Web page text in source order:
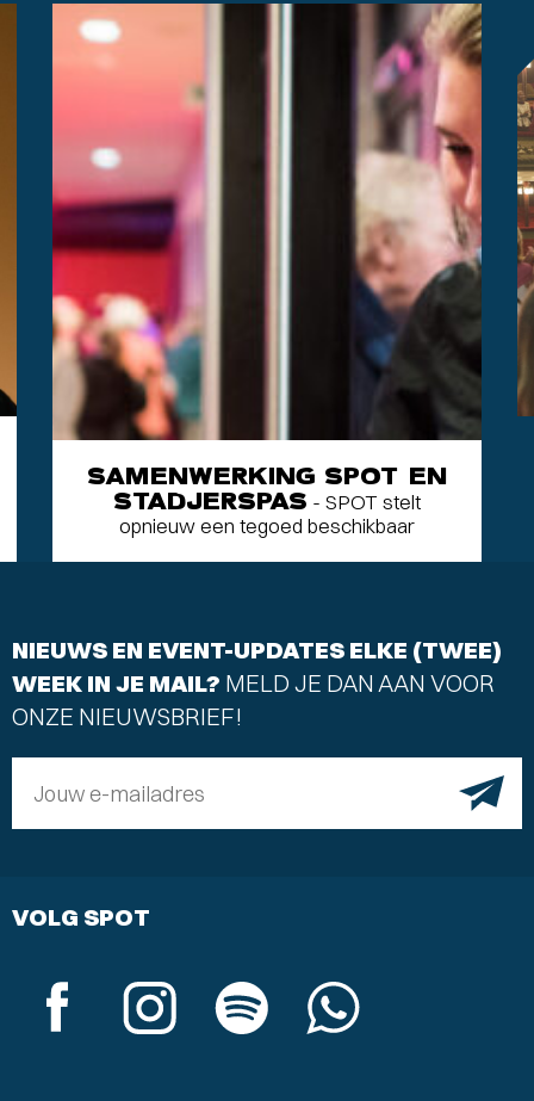
SAMENWERKING SPOT EN
STADJERSPAS - SPOT stelt
opnieuw een tegoed beschikbaar
NIEUWS EN EVENT-UPDATES ELKE (TWEE)
WEEK IN JE MAIL? MELD JE DAN AAN VOOR
ONZE NIEUWSBRIEF!
Jouw e-mailadres
VOLG SPOT